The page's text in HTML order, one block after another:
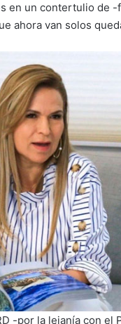
en un contertulio de
ahora van solos
-por la lejanía con